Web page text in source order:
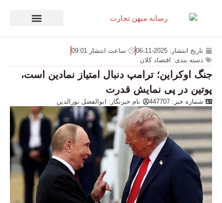
تاریخ انتشار: 2025-11-06 ساعت انتشار 09:01
دسته بندی: اقتصاد کلان
جنگ اوکراین؛ ترامپ دنبال امتیاز نمادین است،
پوتین در پی نمایش قدرت
شماره خبر: 447707 نام خبرنگار: ابوالفضل نورالدین